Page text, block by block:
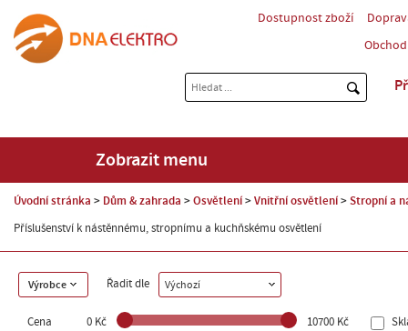
Dostupnost zboží
Zobrazit menu
Úvodní stránka Dům & zahrada Osvětlení Vnitřní osvětlení Stropní a
Příslušenství k nástěnnému, stropnímu a kuchňskému osvětlení
Výrobce Řadit dle Výchozí
Cena 0 Kč 10700 Kč